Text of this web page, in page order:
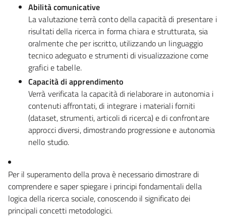
Abilità comunicative
La valutazione terrà conto della capacità di presentare i
risultati della ricerca in forma chiara e strutturata, sia
oralmente che per iscritto, utilizzando un linguaggio
tecnico adeguato e strumenti di visualizzazione come
grafici e tabelle.
Capacità di apprendimento
Verrà verificata la capacità di rielaborare in autonomia i
contenuti affrontati, di integrare i materiali forniti
(dataset, strumenti, articoli di ricerca) e di confrontare
approcci diversi, dimostrando progressione e autonomia
nello studio.
Per il superamento della prova è necessario dimostrare di
comprendere e saper spiegare i principi fondamentali della
logica della ricerca sociale, conoscendo il significato dei
principali concetti metodologici.